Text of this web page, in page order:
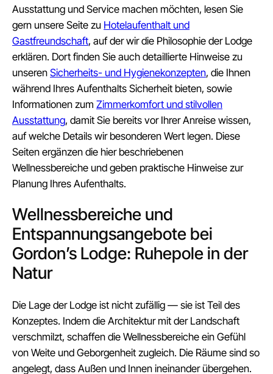
Ausstattung und Service machen möchten, lesen Sie
gern unsere Seite zu Hotelaufenthalt und
Gastfreundschaft, auf der wir die Philosophie der Lodge
erklären. Dort finden Sie auch detaillierte Hinweise zu
unseren Sicherheits- und Hygienekonzepten, die Ihnen
während Ihres Aufenthalts Sicherheit bieten, sowie
Informationen zum Zimmerkomfort und stilvollen
Ausstattung, damit Sie bereits vor Ihrer Anreise wissen,
auf welche Details wir besonderen Wert legen. Diese
Seiten ergänzen die hier beschriebenen
Wellnessbereiche und geben praktische Hinweise zur
Planung Ihres Aufenthalts.
Wellnessbereiche und
Entspannungsangebote bei
Gordon’s Lodge: Ruhepole in der
Natur
Die Lage der Lodge ist nicht zufällig — sie ist Teil des
Konzeptes. Indem die Architektur mit der Landschaft
verschmilzt, schaffen die Wellnessbereiche ein Gefühl
von Weite und Geborgenheit zugleich. Die Räume sind so
angelegt, dass Außen und Innen ineinander übergehen.